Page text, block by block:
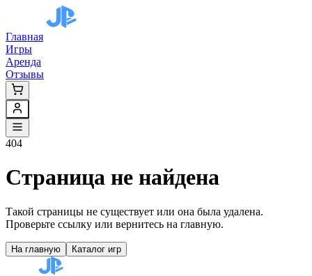
Главная
Игры
Аренда
Отзывы
404
Страница не найдена
Такой страницы не существует или она была удалена.
Проверьте ссылку или вернитесь на главную.
На главную Каталог игр